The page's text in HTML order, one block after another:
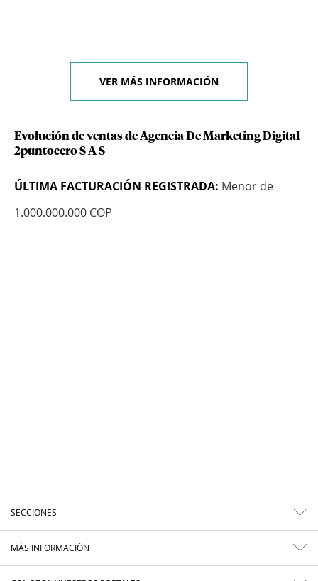
VER MÁS INFORMACIÓN
Evolución de ventas de Agencia De Marketing Digital
2puntocero S A S
ÚLTIMA FACTURACIÓN REGISTRADA: Menor de
1.000.000.000 COP
SECCIONES
MÁS INFORMACIÓN